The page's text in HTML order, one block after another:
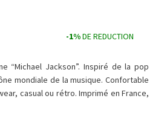
-1%DE REDUCTION
“Michael Jackson”. Inspiré de la pop
mondiale de la musique. Confortable
casual ou rétro. Imprimé en France,